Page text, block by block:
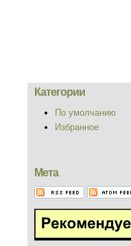
Категории
По умолчанию
Избранное
Мета